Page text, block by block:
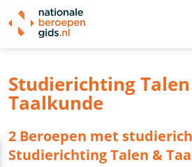
Studierichting
Taalkunde
2 Beroepen met
Studierichting Talen &